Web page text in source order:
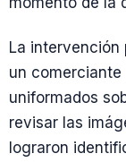
La intervención
un
uniformados
revisar las
lograron